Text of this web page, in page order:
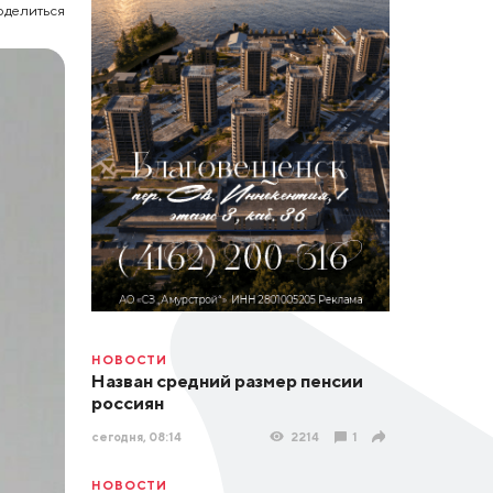
НОВОСТИ
Назван средний размер пенсии
россиян
сегодня, 08:14 2214 1
НОВОСТИ